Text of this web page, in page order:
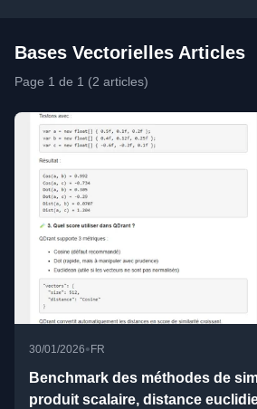
Bases Vectorielles Articles
Page 1 de 1 (2 articles)
30/01/2026• FR
Benchmark des méthodes de
produit scalaire, distance